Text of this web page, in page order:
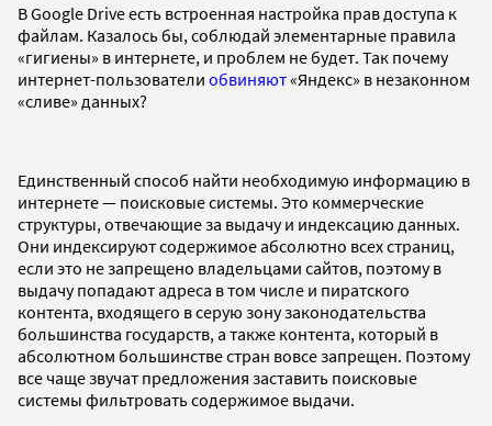
В Google Drive есть встроенная настройка прав доступа к
файлам. Казалось бы, соблюдай элементарные правила
«гигиены» в интернете, и проблем не будет. Так почему
интернет-пользователи обвиняют«Яндекс» в незаконном
«сливе» данных?
Единственный способ найти необходимую информацию в
интернете — поисковые системы. Это коммерческие
структуры, отвечающие за выдачу и индексацию данных.
Они индексируют содержимое абсолютно всех страниц,
если это не запрещено владельцами сайтов, поэтому в
выдачу попадают адреса в том числе и пиратского
контента, входящего в серую зону законодательства
большинства государств, а также контента, который в
абсолютном большинстве стран вовсе запрещен. Поэтому
все чаще звучат предложения заставить поисковые
системы фильтровать содержимое выдачи.